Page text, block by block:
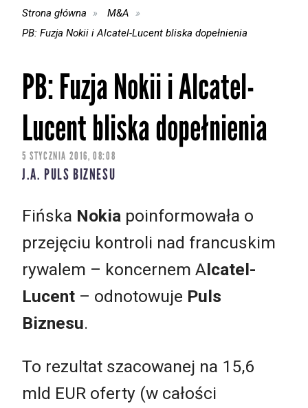
Strona główna
M&A
PB: Fuzja Nokii i Alcatel-Lucent bliska dopełnienia
PB: Fuzja Nokii i Alcatel-
Lucent bliska dopełnienia
5 STYCZNIA 2016, 08:08
J.A. PULS BIZNESU
Fińska Nokia poinformowała o
przejęciu kontroli nad francuskim
rywalem – koncernem Alcatel-
Lucent – odnotowuje Puls
Biznesu.
To rezultat szacowanej na 15,6
mld EUR oferty (w całości